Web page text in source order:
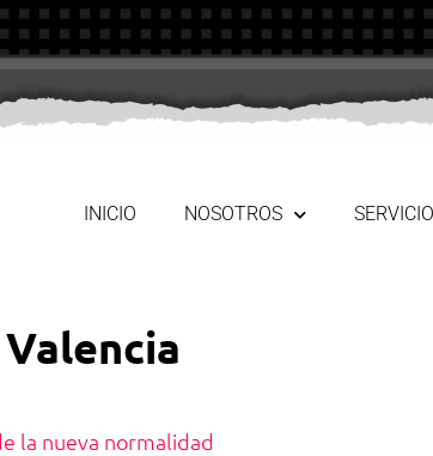
INICIO NOSOTROS
la nueva normalidad